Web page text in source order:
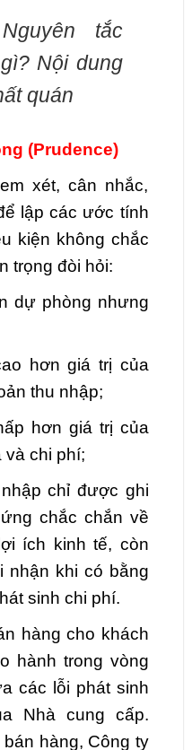
tắc
Nội dung
quán
(Prudence)
xét, cân nhắc,
lập các ước tính
kiện không chắc
trọng đòi hỏi:
dự phòng nhưng
hơn giá trị của
thu nhập;
hơn giá trị của
và chi phí;
chỉ được ghi
chắc chắn về
ích kinh tế, còn
nhận khi có bằng
sinh chi phí.
hàng cho khách
hành trong vòng
các lỗi phát sinh
Nhà cung cấp.
hàng, Công ty